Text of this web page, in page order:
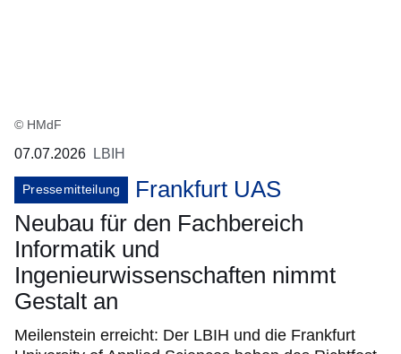
© HMdF
07.07.2026 LBIH
Pressemitteilung
Frankfurt UAS
Neubau für den Fachbereich
Informatik und
Ingenieurwissenschaften nimmt
Gestalt an
Meilenstein erreicht: Der LBIH und die Frankfurt